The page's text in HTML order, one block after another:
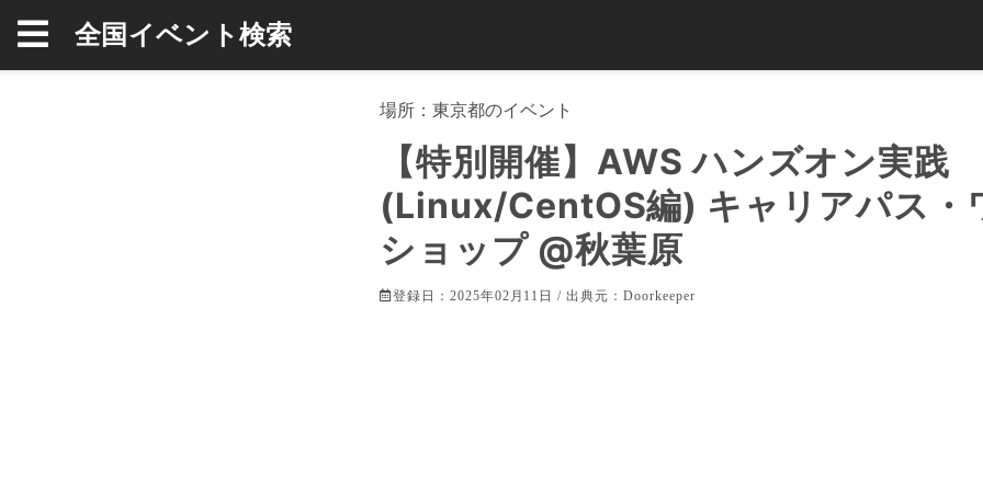
全国イベント検索
場所： 東京都のイベント
【特別開催】AWS ハンズオン実践
(Linux/CentOS編) キャリアパス・
ショップ @秋葉原
登録日：2025年02月11日 / 出典元：Doorkeeper